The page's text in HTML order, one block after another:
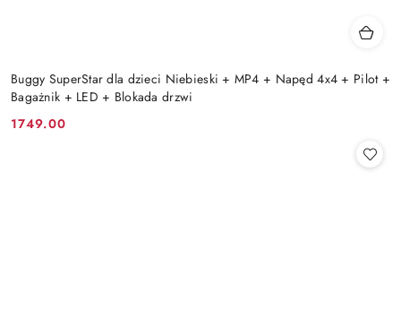
Buggy SuperStar dla dzieci Niebieski + MP4 + Napęd 4x4 + Pilot +
Bagażnik + LED + Blokada drzwi
Cena:
1749.00